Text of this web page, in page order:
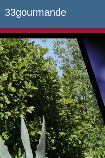
33gourmande